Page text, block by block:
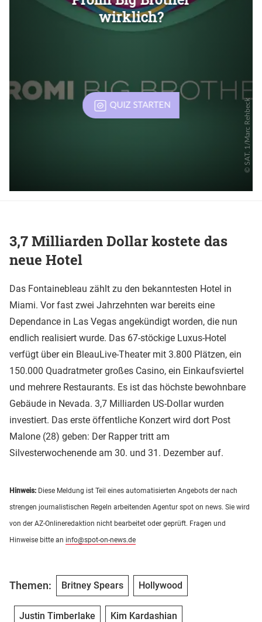
3,7 Milliarden Dollar kostete das
neue Hotel
Das Fontainebleau zählt zu den bekanntesten Hotel in
Miami. Vor fast zwei Jahrzehnten war bereits eine
Dependance in Las Vegas angekündigt worden, die nun
endlich realisiert wurde. Das 67-stöckige Luxus-Hotel
verfügt über ein BleauLive-Theater mit 3.800 Plätzen, ein
150.000 Quadratmeter großes Casino, ein Einkaufsviertel
und mehrere Restaurants. Es ist das höchste bewohnbare
Gebäude in Nevada. 3,7 Milliarden US-Dollar wurden
investiert. Das erste öffentliche Konzert wird dort Post
Malone (28) geben: Der Rapper tritt am
Silvesterwochenende am 30. und 31. Dezember auf.
Hinweis: Diese Meldung ist Teil eines automatisierten Angebots der nach
strengen journalistischen Regeln arbeitenden Agentur spot on news. Sie wird
von der AZ-Onlineredaktion nicht bearbeitet oder geprüft. Fragen und
Hinweise bitte an info@spot-on-news.de
Themen: Britney Spears Hollywood
Justin Timberlake Kim Kardashian